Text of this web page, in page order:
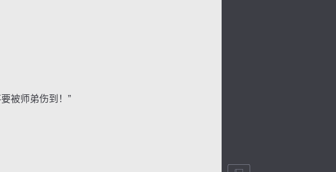
被师弟伤到！”